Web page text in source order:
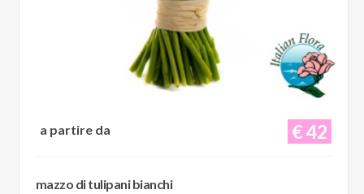
€ 42
a partire da
mazzo di tulipani bianchi